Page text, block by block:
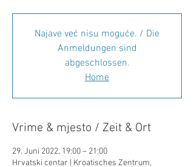
Najave već nisu moguće. / Die
Anmeldungen sind
abgeschlossen.
Home
Vrime & mjesto / Zeit & Ort
29. Juni 2022, 19:00 – 21:00
Hrvatski centar | Kroatisches Zentrum,